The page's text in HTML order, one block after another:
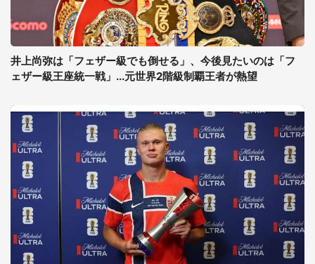
井上尚弥は「フェザー級でも倒せる」、今後見たいのは「フ
ェザー級王座統一戦」...元世界2階級制覇王者が熱望